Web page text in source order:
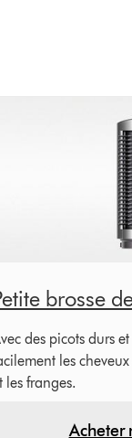
brosse
des picots durs
les
les franges.
Acheter